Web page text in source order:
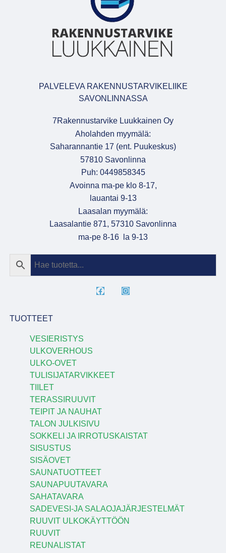
PALVELEVA RAKENNUSTARVIKELIIKE
SAVONLINNASSA
7Rakennustarvike Luukkainen Oy
Aholahden myymälä:
Saharannantie 17 (ent. Puukeskus)
57810 Savonlinna
Puh: 0449858345
Avoinna ma-pe klo 8-17,
lauantai 9-13
Laasalan myymälä:
Laasalantie 871, 57310 Savonlinna
ma-pe 8-16 la 9-13
TUOTTEET
VESIERISTYS
ULKOVERHOUS
ULKO-OVET
TULISIJATARVIKKEET
TIILET
TERASSIRUUVIT
TEIPIT JA NAUHAT
TALON JULKISIVU
SOKKELI JA IRROTUSKAISTAT
SISUSTUS
SISÄOVET
SAUNATUOTTEET
SAUNAPUUTAVARA
SAHATAVARA
SADEVESI-JA SALAOJAJÄRJESTELMÄT
RUUVIT ULKOKÄYTTÖÖN
RUUVIT
REUNALISTAT